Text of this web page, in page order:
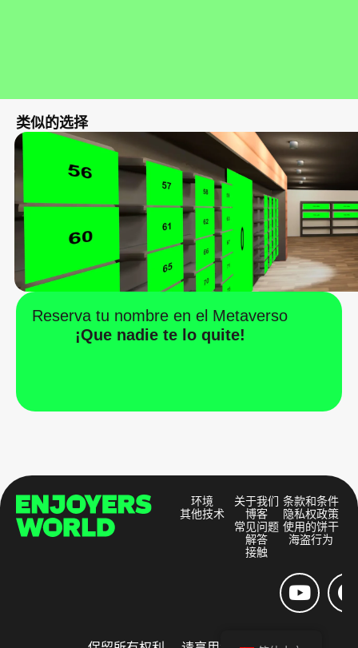
类似的选择
Reserva tu nombre en el Metaverso
¡Que nadie te lo quite!
环境
其他技术
关于我们
博客
常见问题
解答
接触
条款和条件
隐私权政策
使用的饼干
海盗行为